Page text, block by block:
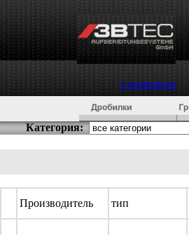
о компании
Категория:
Производитель тип